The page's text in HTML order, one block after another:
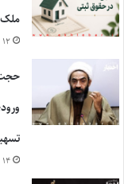
ملک
۱۲ مرداد ۱۴۰۵
۱۴ مرداد ۱۴۰۵